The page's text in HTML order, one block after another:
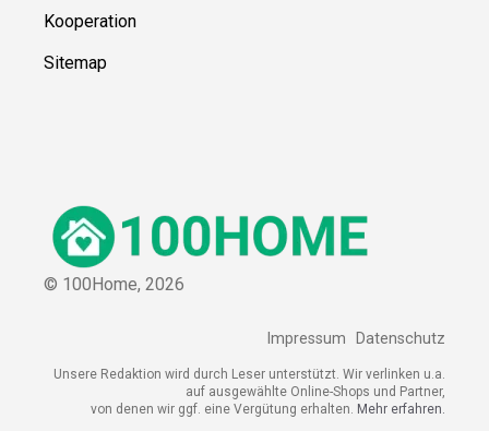
Kooperation
Sitemap
© 100Home, 2026
Impressum Datenschutz
Unsere Redaktion wird durch Leser unterstützt. Wir verlinken u.a.
auf ausgewählte Online-Shops und Partner,
von denen wir ggf. eine Vergütung erhalten. Mehr erfahren.